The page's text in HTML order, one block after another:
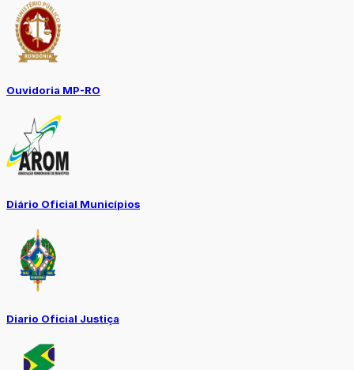
Ouvidoria MP-RO
Diário Oficial Municípios
Diario Oficial Justiça